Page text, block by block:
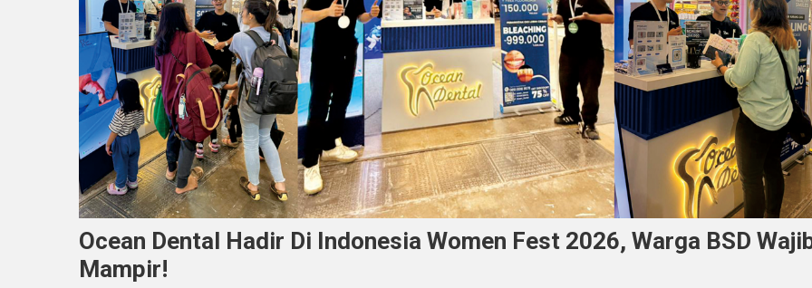
Ocean Dental Hadir Di Indonesia Women Fest 2026, Warga BSD
Mampir!